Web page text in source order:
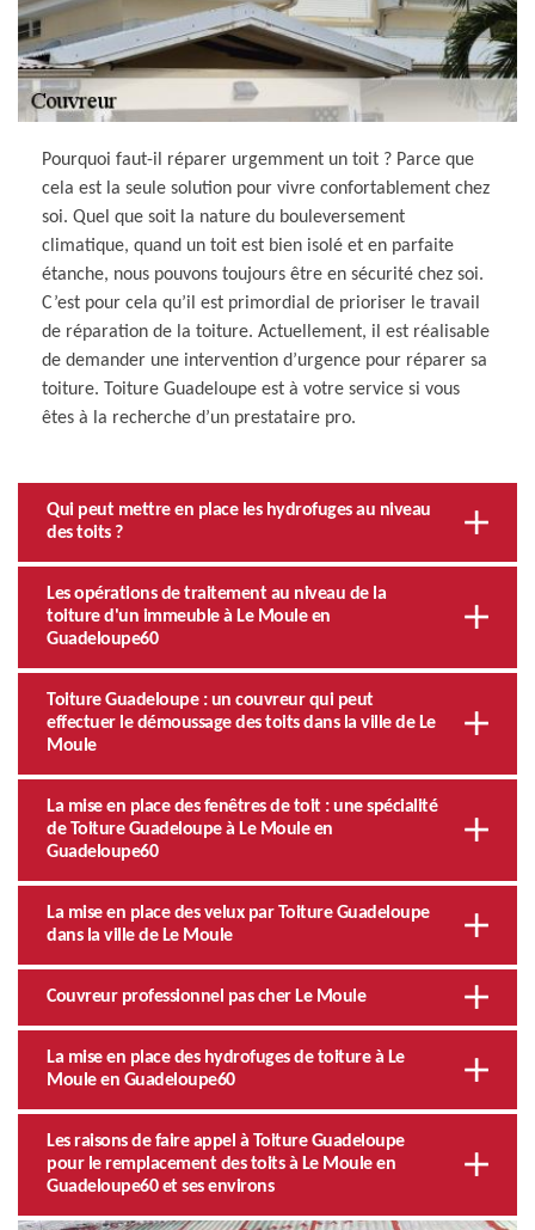
Pourquoi faut-il réparer urgemment un toit ? Parce que
cela est la seule solution pour vivre confortablement chez
soi. Quel que soit la nature du bouleversement
climatique, quand un toit est bien isolé et en parfaite
étanche, nous pouvons toujours être en sécurité chez soi.
C’est pour cela qu’il est primordial de prioriser le travail
de réparation de la toiture. Actuellement, il est réalisable
de demander une intervention d’urgence pour réparer sa
toiture. Toiture Guadeloupe est à votre service si vous
êtes à la recherche d’un prestataire pro.
Qui peut mettre en place les hydrofuges au niveau
des toits ?
Les opérations de traitement au niveau de la
toiture d'un immeuble à Le Moule en
Guadeloupe60
Toiture Guadeloupe : un couvreur qui peut
effectuer le démoussage des toits dans la ville de Le
Moule
La mise en place des fenêtres de toit : une spécialité
de Toiture Guadeloupe à Le Moule en
Guadeloupe60
La mise en place des velux par Toiture Guadeloupe
dans la ville de Le Moule
Couvreur professionnel pas cher Le Moule
La mise en place des hydrofuges de toiture à Le
Moule en Guadeloupe60
Les raisons de faire appel à Toiture Guadeloupe
pour le remplacement des toits à Le Moule en
Guadeloupe60 et ses environs